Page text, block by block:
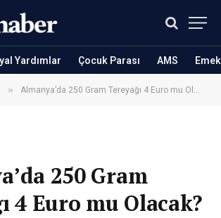
Yardımlar Çocuk Parası AMS
» Almanya’da 250 Gram Tereyağı 4 Euro mu Olacak?
250 Gram
4 Euro mu Olacak?